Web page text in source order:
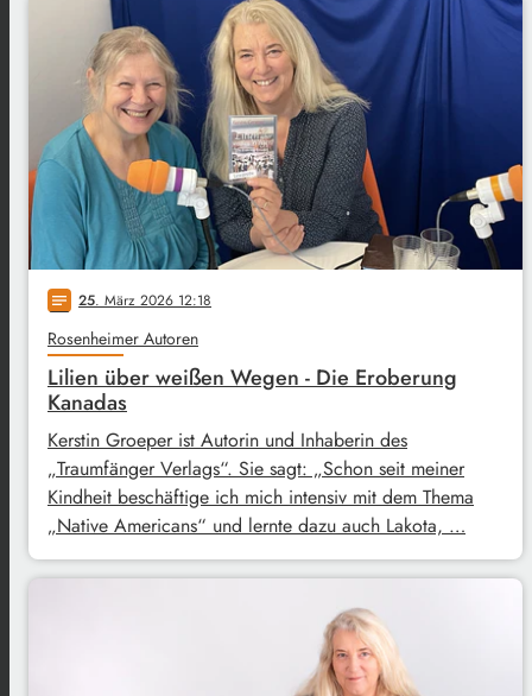
notes 25. März 2026 12:18
Rosenheimer Autoren
Lilien über weißen Wegen - Die Eroberung
Kanadas
Kerstin Groeper ist Autorin und Inhaberin des
„Traumfänger Verlags“. Sie sagt: „Schon seit meiner
Kindheit beschäftige ich mich intensiv mit dem Thema
„Native Americans“ und lernte dazu auch Lakota, …